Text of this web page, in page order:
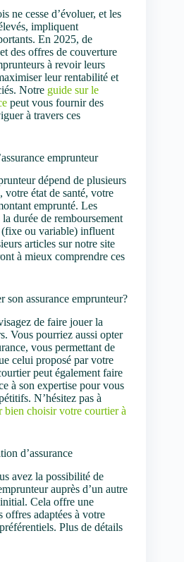
ne cesse d’évoluer, et les
impliquent
En 2025, de
des offres de couverture
à revoir leurs
leur rentabilité et
Notre guide sur le
peut vous fournir des
à travers ces
emprunteur
dépend de plusieurs
votre état de santé, votre
emprunté. Les
durée de remboursement
ou variable) influent
articles sur notre site
à mieux comprendre ces
son assurance emprunteur?
de faire jouer la
Vous pourriez aussi opter
vous permettant de
celui proposé par votre
peut également faire
à son expertise pour vous
N’hésitez pas à
bien choisir votre courtier à
d’assurance
avez la possibilité de
auprès d’un autre
Cela offre une
adaptées à votre
Plus de détails